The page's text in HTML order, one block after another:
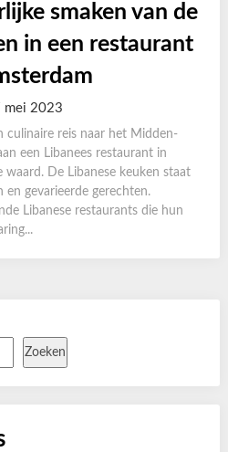
smaken van de
in een restaurant
mei 2023
culinaire reis naar het Midden-
een Libanees restaurant in
De Libanese keuken staat
en gevarieerde gerechten.
Libanese restaurants die hun
Zoeken